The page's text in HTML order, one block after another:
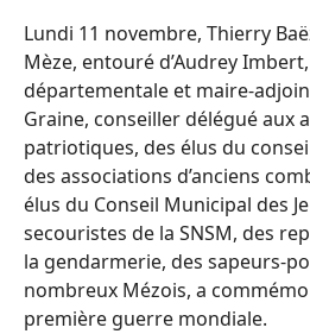
Lundi 11 novembre, Thierry
Mèze, entouré d’Audrey
départementale et maire-
Graine, conseiller délégué aux
patriotiques, des élus du
des associations d’anciens
élus du Conseil Municipal des
secouristes de la SNSM, des
la gendarmerie, des sapeurs-
nombreux Mézois, a
première guerre mondiale.